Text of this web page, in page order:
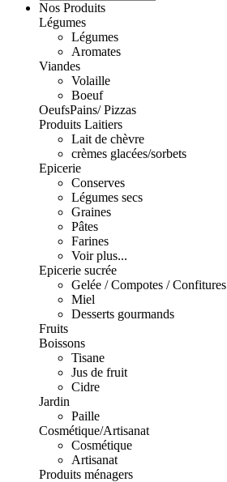
Nos Produits
Légumes
Légumes
Aromates
Viandes
Volaille
Boeuf
OeufsPains/ Pizzas
Produits Laitiers
Lait de chèvre
crèmes glacées/sorbets
Epicerie
Conserves
Légumes secs
Graines
Pâtes
Farines
Voir plus...
Epicerie sucrée
Gelée / Compotes / Confitures
Miel
Desserts gourmands
Fruits
Boissons
Tisane
Jus de fruit
Cidre
Jardin
Paille
Cosmétique/Artisanat
Cosmétique
Artisanat
Produits ménagers